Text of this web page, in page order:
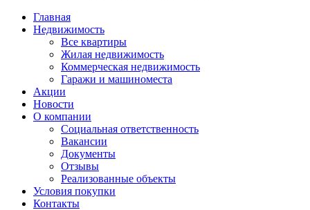
Главная
Недвижимость
Все квартиры
Жилая недвижимость
Коммерческая недвижимость
Гаражи и машиноместа
Акции
Новости
О компании
Социальная ответственность
Вакансии
Документы
Отзывы
Реализованные объекты
Условия покупки
Контакты